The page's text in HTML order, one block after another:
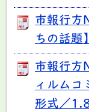
市報行方
ちの話
市報行方
ィルムコ
形式／